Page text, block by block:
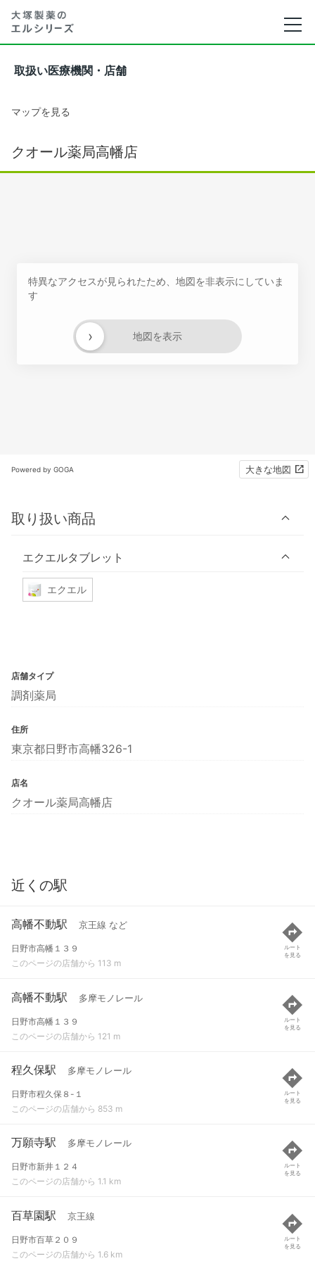
取扱い医療機関・店舗
マップを見る
クオール薬局高幡店
特異なアクセスが見られたため、地図を非表示にしていま
す
地図を表示
›
Powered by GOGA 大きな地図
取り扱い商品
エクエルタブレット
エクエル
店舗タイプ
調剤薬局
住所
東京都日野市高幡326-1
店名
クオール薬局高幡店
近くの駅
高幡不動駅 京王線 など
日野市高幡１３９
このページの店舗から 113 m
ルート
を見る
高幡不動駅 多摩モノレール
日野市高幡１３９
このページの店舗から 121 m
ルート
を見る
程久保駅 多摩モノレール
日野市程久保８-１
このページの店舗から 853 m
ルート
を見る
万願寺駅 多摩モノレール
日野市新井１２４
このページの店舗から 1.1 km
ルート
を見る
百草園駅 京王線
日野市百草２０９
このページの店舗から 1.6 km
ルート
を見る